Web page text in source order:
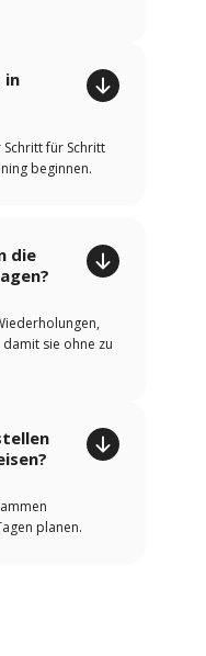
in
für Schritt
beginnen.
die
sie ohne zu
planen.